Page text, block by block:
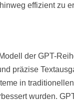
effizient zu
der GPT-
präzise
in
wurden.